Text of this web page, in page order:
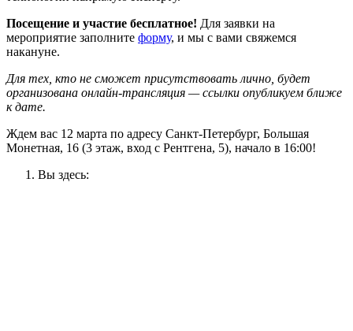
Посещение и участие бесплатное! Для заявки на
мероприятие заполните форму, и мы с вами свяжемся
накануне.
Для тех, кто не сможет присутствовать лично, будет
организована онлайн-трансляция — ссылки опубликуем ближе
к дате.
Ждем вас 12 марта по адресу Санкт-Петербург, Большая
Монетная, 16 (3 этаж, вход с Рентгена, 5), начало в 16:00!
Вы здесь: